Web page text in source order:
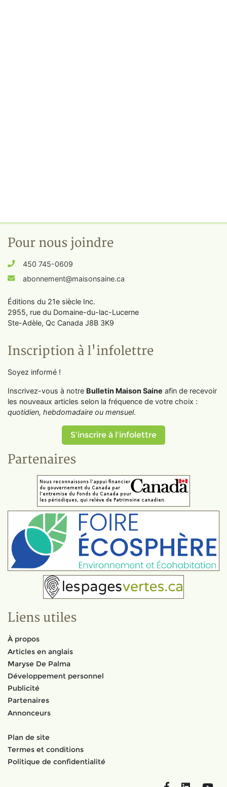
Pour nous joindre
450 745-0609
abonnement@maisonsaine.ca
Éditions du 21e siècle Inc.
2955, rue du Domaine-du-lac-Lucerne
Ste-Adèle, Qc Canada J8B 3K9
Inscription à l'infolettre
Soyez informé !
Inscrivez-vous à notre Bulletin Maison Saine afin de recevoir
les nouveaux articles selon la fréquence de votre choix :
quotidien, hebdomadaire ou mensuel.
S'inscrire à l'infolettre
Partenaires
Liens utiles
À propos
Articles en anglais
Maryse De Palma
Développement personnel
Publicité
Partenaires
Annonceurs
Plan de site
Termes et conditions
Politique de confidentialité